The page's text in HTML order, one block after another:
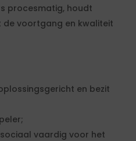
procesmatig, houdt
voortgang en kwaliteit
en bezit
vaardig voor het